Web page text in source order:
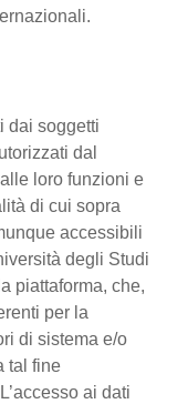
dai soggetti
dal
loro funzioni e
di cui sopra
accessibili
degli Studi
piattaforma, che,
per la
di sistema e/o
tal fine
ai dati